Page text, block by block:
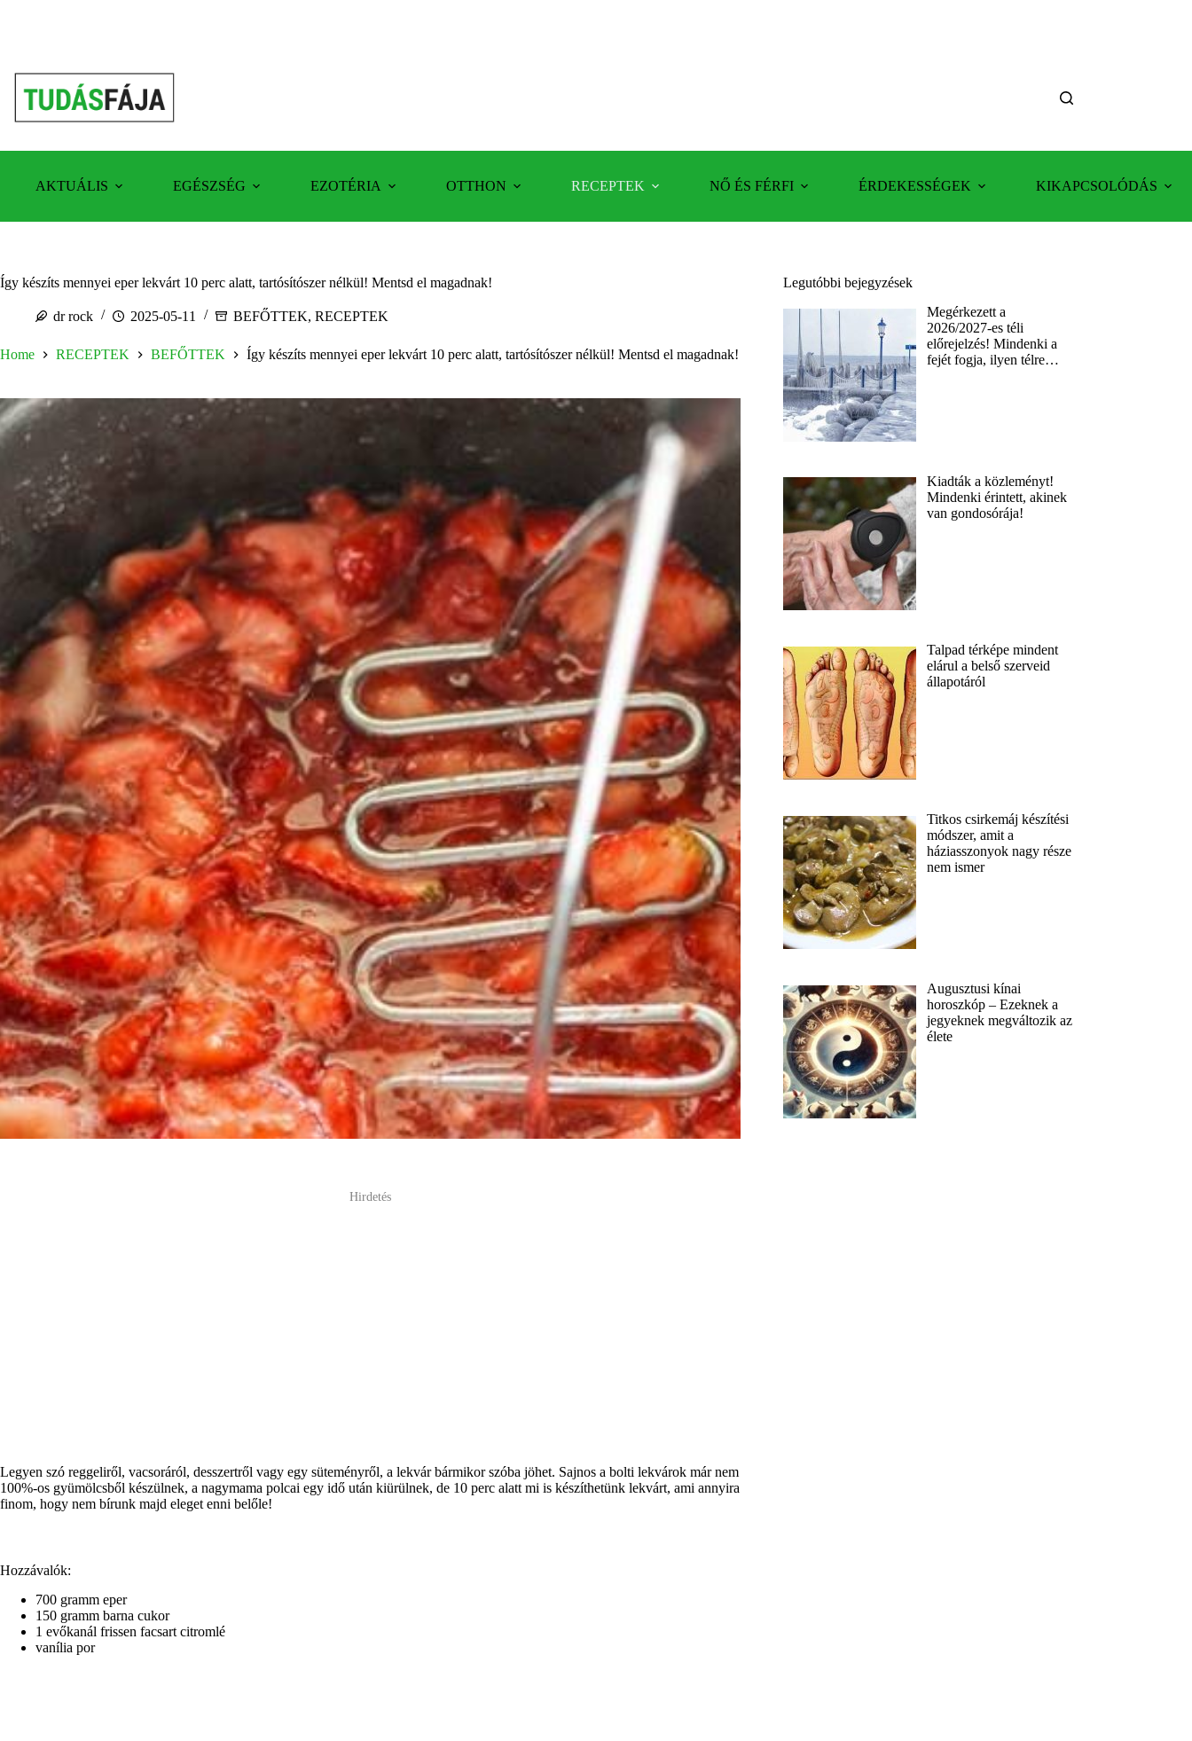
AKTUÁLIS EGÉSZSÉG EZOTÉRIA OTTHON RECEPTEK NŐ ÉS FÉRFI ÉRDEKESSÉGEK KIKAPCSOLÓDÁS
Így készíts mennyei eper lekvárt 10 perc alatt, tartósítószer nélkül! Mentsd el magadnak!
dr rock 2025-05-11 BEFŐTTEK, RECEPTEK
Home RECEPTEK BEFŐTTEK Így készíts mennyei eper lekvárt 10 perc alatt, tartósítószer nélkül! Mentsd el magadnak!
Hirdetés
Legyen szó reggeliről, vacsoráról, desszertről vagy egy süteményről, a lekvár bármikor szóba jöhet. Sajnos a bolti lekvárok már nem
100%-os gyümölcsből készülnek, a nagymama polcai egy idő után kiürülnek, de 10 perc alatt mi is készíthetünk lekvárt, ami annyira
finom, hogy nem bírunk majd eleget enni belőle!
Hozzávalók:
700 gramm eper
150 gramm barna cukor
1 evőkanál frissen facsart citromlé
vanília por
Legutóbbi bejegyzések
Megérkezett a
2026/2027-es téli
előrejelzés! Mindenki a
fejét fogja, ilyen télre…
Kiadták a közleményt!
Mindenki érintett, akinek
van gondosórája!
Talpad térképe mindent
elárul a belső szerveid
állapotáról
Titkos csirkemáj készítési
módszer, amit a
háziasszonyok nagy része
nem ismer
Augusztusi kínai
horoszkóp – Ezeknek a
jegyeknek megváltozik az
élete